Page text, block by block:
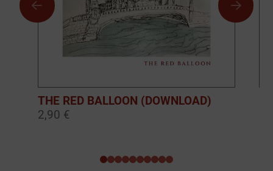
THE RED BALLOON (DOWNLOAD)
2,90 €
0123456789